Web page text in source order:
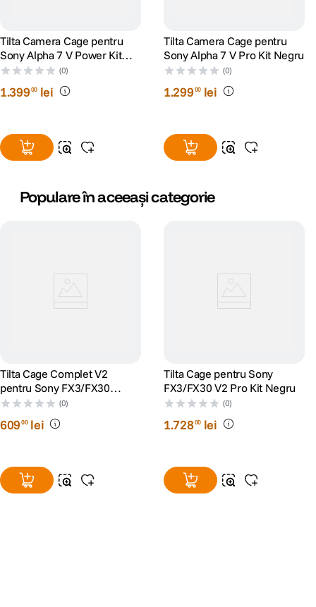
Tilta Camera Cage pentru
Sony Alpha 7 V Power Kit
Negru
(0)
1.39900 lei
Tilta Camera Cage pentru
Sony Alpha 7 V Pro Kit Negru
(0)
1.29900 lei
Populare în aceeași categorie
Tilta Cage Complet V2
pentru Sony FX3/FX30
Negru
(0)
60900 lei
Tilta Cage pentru Sony
FX3/FX30 V2 Pro Kit Negru
(0)
1.72800 lei